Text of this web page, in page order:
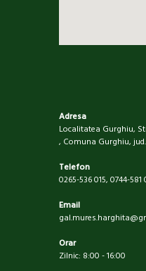
Adresa
Localitatea Gurghiu,
, Comuna Gurghiu,
Telefon
0265-536 015, 0744-581
Email
Orar
Zilnic: 8:00 - 16:00